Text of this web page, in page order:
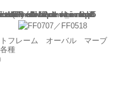
- assumed 'rand' (this will throw an Error in a future version of PHP) in/home/users/2/barbie/web/barbie2/wp-content/themes/welcart_minimum/functions.php135
トフレーム オーバル マーブ
種